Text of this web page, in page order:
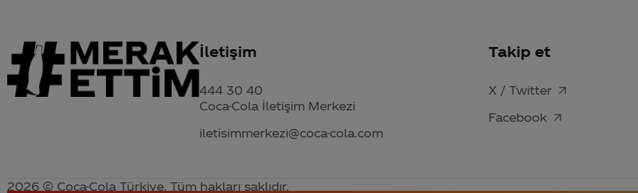
İletişim
444 30 40
Coca-Cola İletişim Merkezi
iletisimmerkezi@coca-cola.com
Takip et
X / Twitter
Facebook
2026 © Coca-Cola Türkiye. Tüm hakları saklıdır.